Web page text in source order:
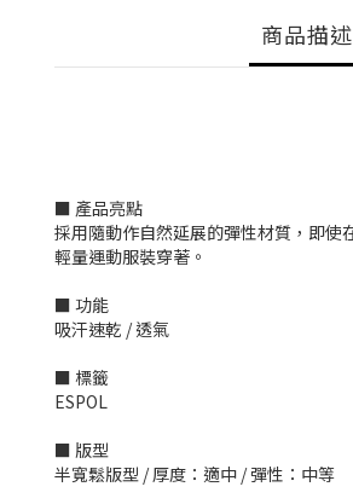
商品描述
■ 產品亮點
採用隨動作自然延展的彈性材質，即使
輕量運動服裝穿著。
■ 功能
吸汗速乾 / 透氣
■ 標籤
ESPOL
■ 版型
半寬鬆版型 / 厚度：適中 / 彈性：中等